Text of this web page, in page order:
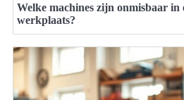
Welke machines zijn onmisbaar in
werkplaats?